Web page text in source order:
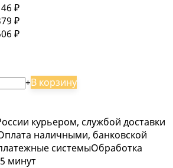
₽
₽
₽
+В корзину
курьером, службой доставки
наличными, банковской
системыОбработка
минут